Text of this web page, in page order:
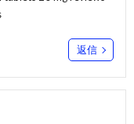
返信